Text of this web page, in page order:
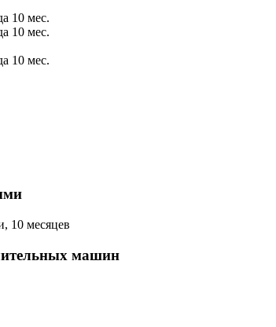
10 мес.
10 мес.
10 мес.
10 месяцев
машин